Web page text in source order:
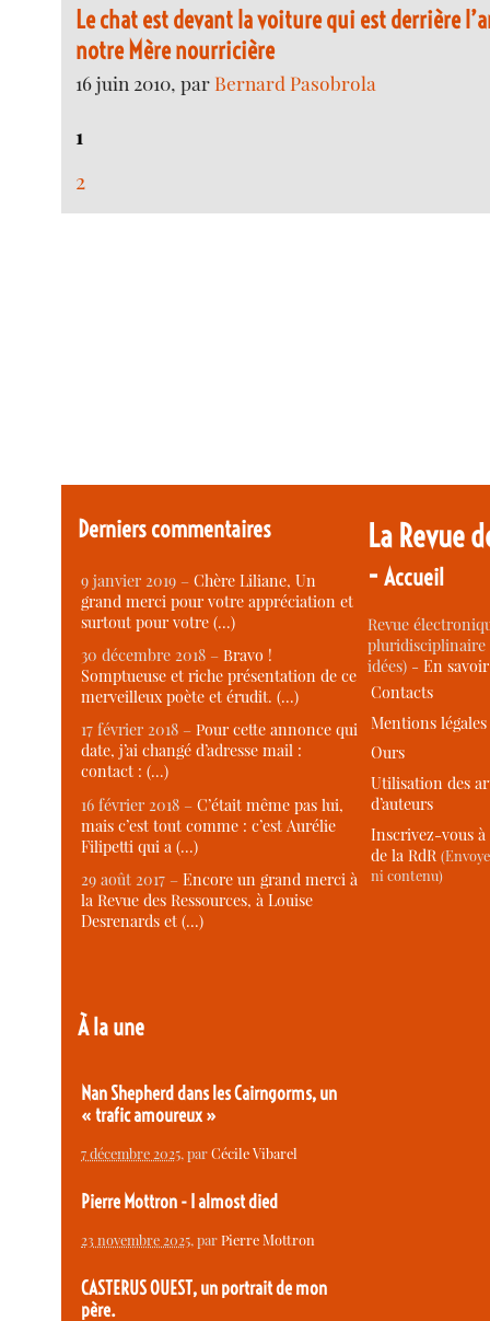
Le chat est devant la voiture qui est derrière
notre Mère nourricière
16 juin 2010, par Bernard Pasobrola
1
2
Derniers commentaires
9 janvier 2019 –Chère Liliane, Un
grand merci pour votre appréciation et
surtout pour votre (…)
30 décembre 2018 –Bravo !
Somptueuse et riche présentation de ce
merveilleux poète et érudit. (…)
17 février 2018 –Pour cette annonce qui
date, j’ai changé d’adresse mail :
contact : (…)
16 février 2018 –C’était même pas lui,
mais c’est tout comme : c’est Aurélie
Filipetti qui a (…)
29 août 2017 –Encore un grand merci à
la Revue des Ressources, à Louise
Desrenards et (…)
À la une
Nan Shepherd dans les Cairngorms, un
« trafic amoureux »
7 décembre 2025, parCécile Vibarel
Pierre Mottron - I almost died
23 novembre 2025, parPierre Mottron
CASTERUS OUEST, un portrait de mon
père.
La Revue
-Accueil
Revue
idées) -En
Contacts
Mentions légales
Ours
Utilisation des
d’auteurs
Inscrivez-vous
de la RdR
ni contenu)